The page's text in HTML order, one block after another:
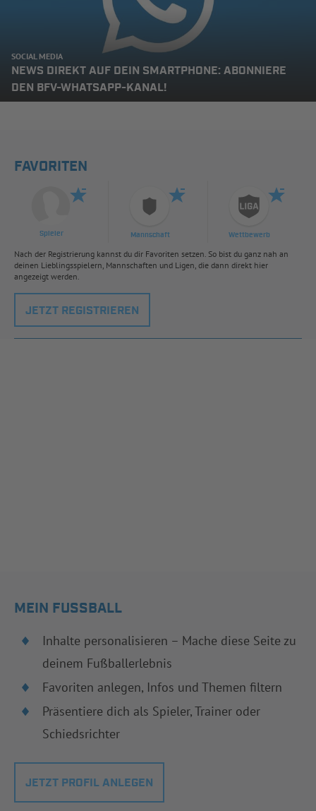
SOCIAL MEDIA
NEWS DIREKT AUF DEIN SMARTPHONE: ABONNIERE
DEN BFV-WHATSAPP-KANAL!
FAVORITEN
Spieler Mannschaft Wettbewerb
Nach der Registrierung kannst du dir Favoriten setzen. So bist du ganz nah an
deinen Lieblingsspielern, Mannschaften und Ligen, die dann direkt hier
angezeigt werden.
JETZT REGISTRIEREN
MEIN FUSSBALL
Inhalte personalisieren – Mache diese Seite zu
deinem Fußballerlebnis
Favoriten anlegen, Infos und Themen filtern
Präsentiere dich als Spieler, Trainer oder
Schiedsrichter
JETZT PROFIL ANLEGEN